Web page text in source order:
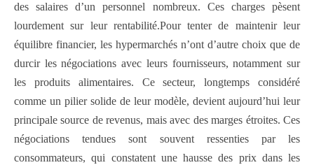
des salaires d’un personnel nombreux. Ces charges pèsent
lourdement sur leur rentabilité.Pour tenter de maintenir leur
équilibre financier, les hypermarchés n’ont d’autre choix que de
durcir les négociations avec leurs fournisseurs, notamment sur
les produits alimentaires. Ce secteur, longtemps considéré
comme un pilier solide de leur modèle, devient aujourd’hui leur
principale source de revenus, mais avec des marges étroites. Ces
négociations tendues sont souvent ressenties par les
consommateurs, qui constatent une hausse des prix dans les